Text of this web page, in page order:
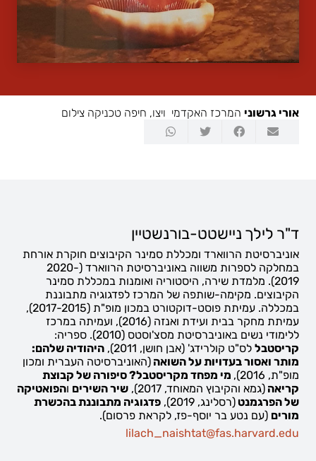
אורי גרשוני המרכז האקדמי ויצו, חיפה טכניקה צילום
ד"ר לילך ניישטט-בורנשטיין
אוניברסיטת הרווארד ומכללת סמינר הקיבוצים חוקרת אורחת
במחלקה לספרות משווה באוניברסיטת הרווארד (2020-
2019). מלמדת שירה, היסטוריה ואומנות במכללת סמינר
הקיבוצים. מקימה-שותפה של המרכז לפדגוגיה מתבוננת
במכללה. עמיתת פוסט-דוקטורט במכון מופ"ת (2017-2015),
עמיתת מחקר בבית ועידת ואנזה (2016), ועמיתה במרכז
ללימודי נשים באוניברסיטת מסצ'וסטס (2010). ספריה:
קריסטבל לס"ט קולרידג' (אבן חושן, 2011),
היהודיה שלהם:
מותר ואסור בעדויות על השואה (האוניברסיטה העברית ומכון
מופ"ת, 2016),
מי מפחד מקריסטבל? סיפורה של קבוצת
קריאה (גמא והקיבוץ המאוחד, 2017), שיר השירים והפואטיקה
של הפרגמנט(רסלינג, 2019),
פדגוגיה מתבוננת בהכשרת
מורים (עם נטע בר יוסף-פז, לקראת פרסום).
lilach_naishtat@fas.harvard.edu